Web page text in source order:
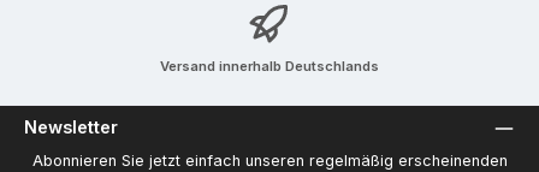
Versand innerhalb Deutschlands
Newsletter
Abonnieren Sie jetzt einfach unseren regelmäßig erscheinenden